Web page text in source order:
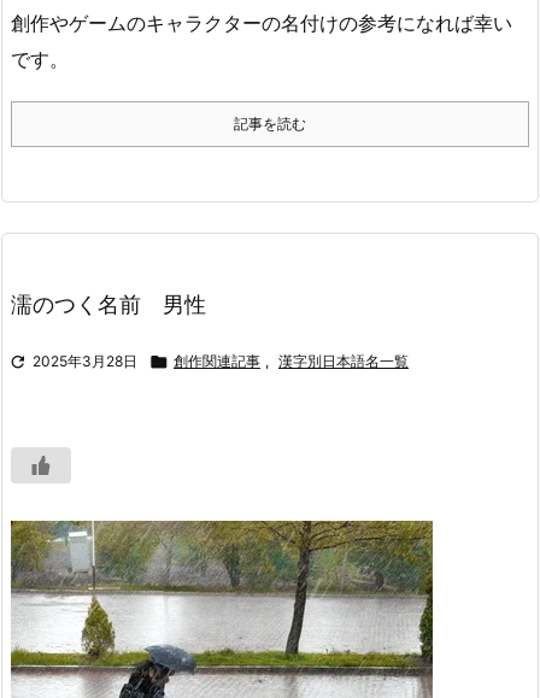
創作やゲームのキャラクターの名付けの参考になれば幸い
です。
記事を読む
濡のつく名前 男性
 2025年3月28日  創作関連記事 , 漢字別日本語名一覧